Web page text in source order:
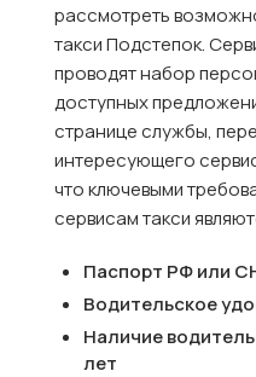
рассмотреть
такси Подстепок.
проводят набор
доступных
странице службы,
интересующего
что ключевыми
сервисам такси
Паспорт РФ или
Водительское
Наличие
лет